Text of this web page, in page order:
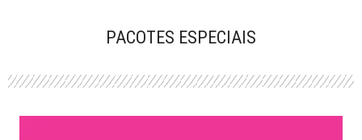
PACOTES ESPECIAIS